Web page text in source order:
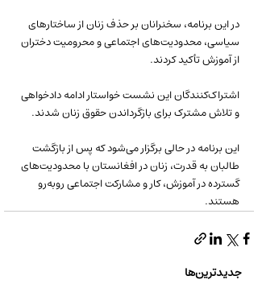
در این برنامه، سخنرانان بر حذف زنان از ساختارهای
سیاسی، محدودیت‌های اجتماعی و محرومیت دختران
از آموزش تأکید کردند.
اشتراک‌کنندگان این نشست خواستار ادامه دادخواهی
و تلاش مشترک برای بازگرداندن حقوق زنان شدند.
این برنامه در حالی برگزار می‌شود که پس از بازگشت
طالبان به قدرت، زنان در افغانستان با محدودیت‌های
گسترده در آموزش، کار و مشارکت اجتماعی روبه‌رو
هستند.
جدیدترین‌ها